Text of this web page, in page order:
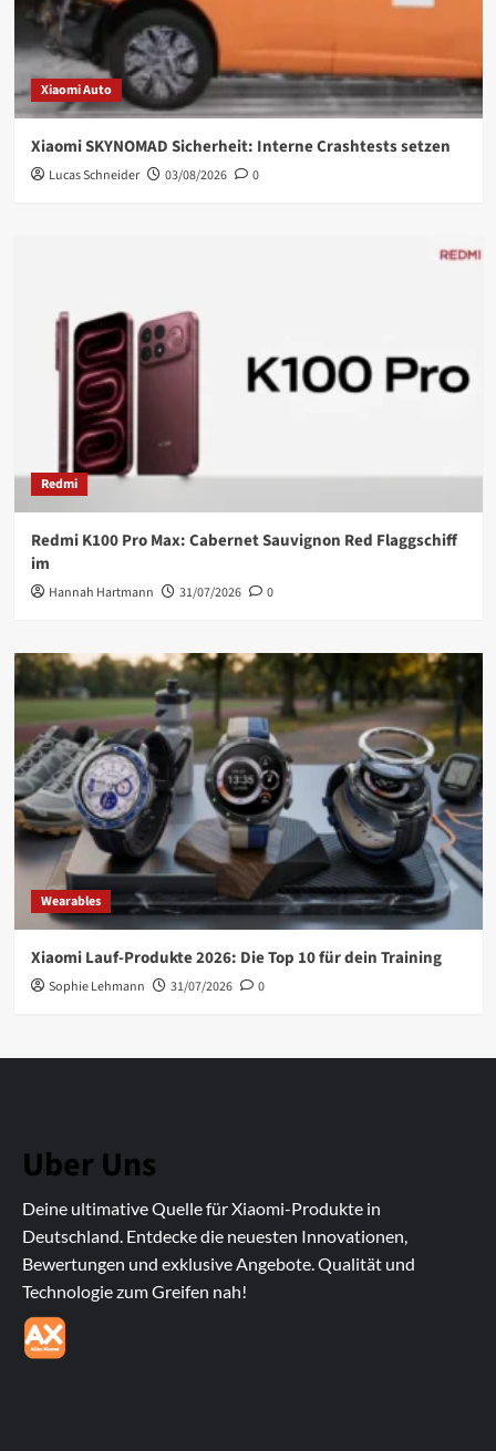
Xiaomi Auto
Xiaomi SKYNOMAD Sicherheit: Interne Crashtests setzen
Lucas Schneider 03/08/2026 0
Redmi
Redmi K100 Pro Max: Cabernet Sauvignon Red Flaggschiff
im
Hannah Hartmann 31/07/2026 0
Wearables
Xiaomi Lauf-Produkte 2026: Die Top 10 für dein Training
Sophie Lehmann 31/07/2026 0
Uber Uns
Deine ultimative Quelle für Xiaomi-Produkte in
Deutschland. Entdecke die neuesten Innovationen,
Bewertungen und exklusive Angebote. Qualität und
Technologie zum Greifen nah!